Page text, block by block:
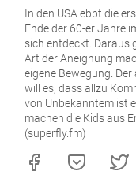
In den USA ebbt die
Ende der 60-er Jahre
sich entdeckt. Daraus
Art der Aneignung
eigene Bewegung.
will es, dass allzu
von Unbekanntem ist
machen die Kids aus
(superfly.fm)